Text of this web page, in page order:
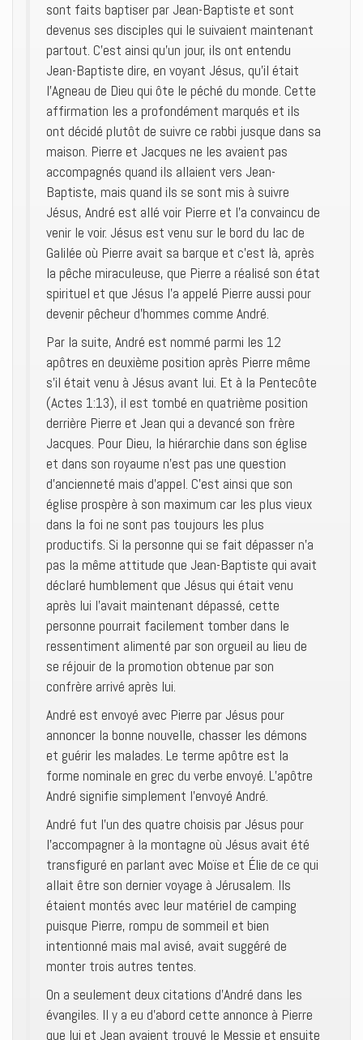
sont faits baptiser par Jean-Baptiste et sont
devenus ses disciples qui le suivaient maintenant
partout. C’est ainsi qu’un jour, ils ont entendu
Jean-Baptiste dire, en voyant Jésus, qu’il était
l’Agneau de Dieu qui ôte le péché du monde. Cette
affirmation les a profondément marqués et ils
ont décidé plutôt de suivre ce rabbi jusque dans sa
maison. Pierre et Jacques ne les avaient pas
accompagnés quand ils allaient vers Jean-
Baptiste, mais quand ils se sont mis à suivre
Jésus, André est allé voir Pierre et l’a convaincu de
venir le voir. Jésus est venu sur le bord du lac de
Galilée où Pierre avait sa barque et c’est là, après
la pêche miraculeuse, que Pierre a réalisé son état
spirituel et que Jésus l’a appelé Pierre aussi pour
devenir pêcheur d’hommes comme André.
Par la suite, André est nommé parmi les 12
apôtres en deuxième position après Pierre même
s’il était venu à Jésus avant lui. Et à la Pentecôte
(Actes 1:13), il est tombé en quatrième position
derrière Pierre et Jean qui a devancé son frère
Jacques. Pour Dieu, la hiérarchie dans son église
et dans son royaume n’est pas une question
d’ancienneté mais d’appel. C’est ainsi que son
église prospère à son maximum car les plus vieux
dans la foi ne sont pas toujours les plus
productifs. Si la personne qui se fait dépasser n’a
pas la même attitude que Jean-Baptiste qui avait
déclaré humblement que Jésus qui était venu
après lui l’avait maintenant dépassé, cette
personne pourrait facilement tomber dans le
ressentiment alimenté par son orgueil au lieu de
se réjouir de la promotion obtenue par son
confrère arrivé après lui.
André est envoyé avec Pierre par Jésus pour
annoncer la bonne nouvelle, chasser les démons
et guérir les malades. Le terme apôtre est la
forme nominale en grec du verbe envoyé. L’apôtre
André signifie simplement l’envoyé André.
André fut l’un des quatre choisis par Jésus pour
l’accompagner à la montagne où Jésus avait été
transfiguré en parlant avec Moïse et Élie de ce qui
allait être son dernier voyage à Jérusalem. Ils
étaient montés avec leur matériel de camping
puisque Pierre, rompu de sommeil et bien
intentionné mais mal avisé, avait suggéré de
monter trois autres tentes.
On a seulement deux citations d’André dans les
évangiles. Il y a eu d’abord cette annonce à Pierre
que lui et Jean avaient trouvé le Messie et ensuite